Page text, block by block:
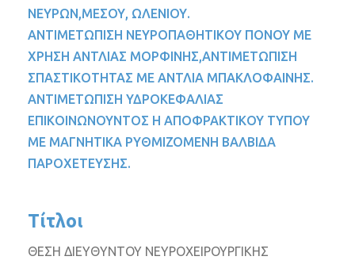
ΝΕΥΡΩΝ,ΜΕΣΟΥ, ΩΛΕΝΙΟΥ.
ΑΝΤΙΜΕΤΩΠΙΣΗ ΝΕΥΡΟΠΑΘΗΤΙΚΟΥ ΠΟΝΟΥ ΜΕ
ΧΡΗΣΗ ΑΝΤΛΙΑΣ ΜΟΡΦΙΝΗΣ,ΑΝΤΙΜΕΤΩΠΙΣΗ
ΣΠΑΣΤΙΚΟΤΗΤΑΣ ΜΕ ΑΝΤΛΙΑ ΜΠΑΚΛΟΦΑΙΝΗΣ.
ΑΝΤΙΜΕΤΩΠΙΣΗ ΥΔΡΟΚΕΦΑΛΙΑΣ
ΕΠΙΚΟΙΝΩΝΟΥΝΤΟΣ Η ΑΠΟΦΡΑΚΤΙΚΟΥ ΤΥΠΟΥ
ΜΕ ΜΑΓΝΗΤΙΚΑ ΡΥΘΜΙΖΟΜΕΝΗ ΒΑΛΒΙΔΑ
ΠΑΡΟΧΕΤΕΥΣΗΣ.
Τίτλοι
ΘΕΣΗ ΔΙΕΥΘΥΝΤΟΥ ΝΕΥΡΟΧΕΙΡΟΥΡΓΙΚΗΣ